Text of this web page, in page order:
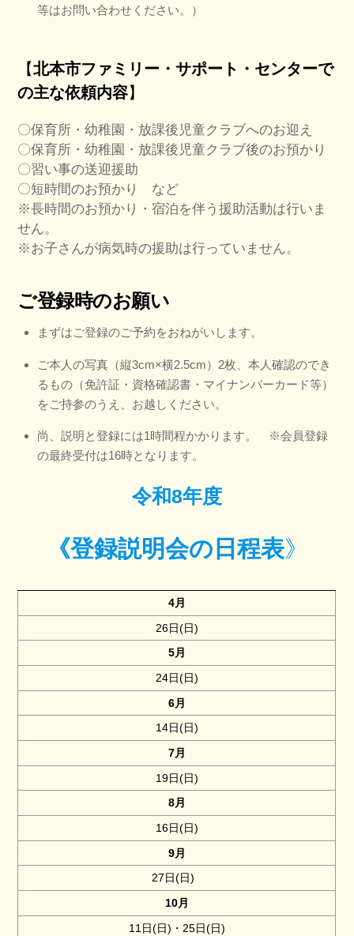
等はお問い合わせください。）
【北本市ファミリー・サポート・センターで
の主な依頼内容】
〇保育所・幼稚園・放課後児童クラブへのお迎え
〇保育所・幼稚園・放課後児童クラブ後のお預かり
〇習い事の送迎援助
〇短時間のお預かり など
※長時間のお預かり・宿泊を伴う援助活動は行いま
せん。
※お子さんが病気時の援助は行っていません。
ご登録時のお願い
まずはご登録のご予約をおねがいします。
ご本人の写真（縦3cm×横2.5cm）2枚、本人確認のでき
るもの（免許証・資格確認書・マイナンバーカード等）
をご持参のうえ、お越しください。
尚、説明と登録には1時間程かかります。 ※会員登録
の最終受付は16時となります。
令和8年度
《登録説明会の日程表》
4月
26日(日)
5月
24日(日)
6月
14日(日)
7月
19日(日)
8月
16日(日)
9月
27日(日)
10月
11日(日)・25日(日)